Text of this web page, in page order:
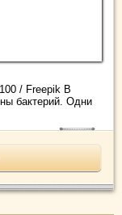
/ Freepik В
бактерий. Одни